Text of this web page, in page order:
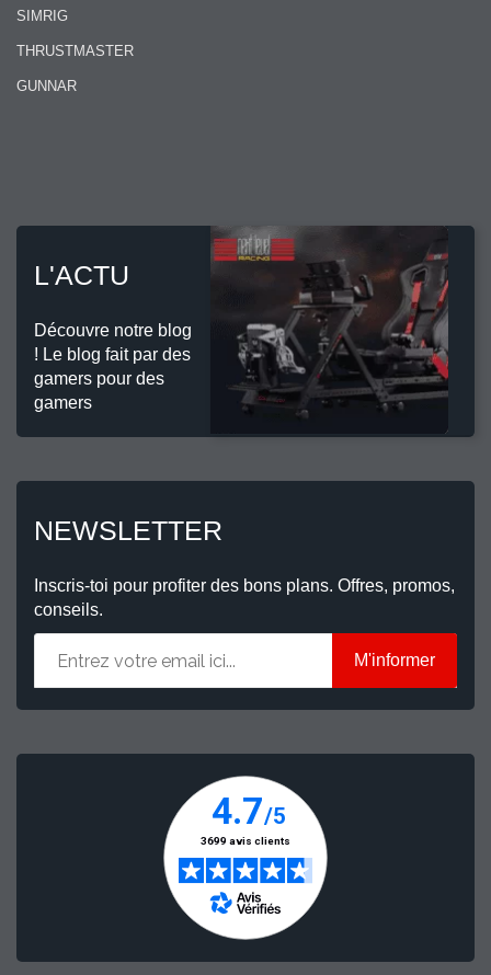
SIMRIG
THRUSTMASTER
GUNNAR
L'ACTU
Découvre notre blog
! Le blog fait par des
gamers pour des
gamers
NEWSLETTER
Inscris-toi pour profiter des bons plans. Offres, promos,
conseils.
M'informer